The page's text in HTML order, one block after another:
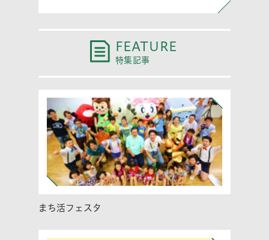
FEATURE
特集記事
まち活フェスタ